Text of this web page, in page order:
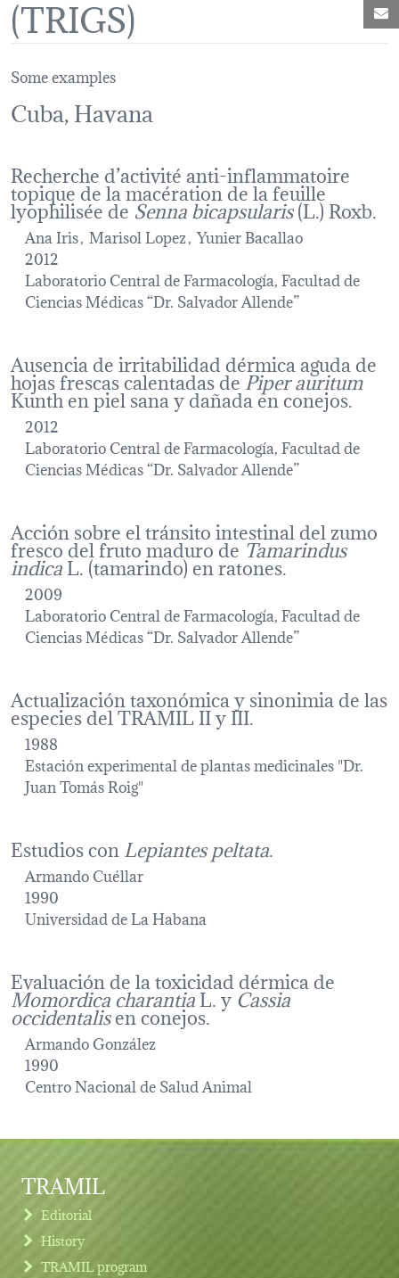
(TRIGS)
Some examples
Cuba, Havana
Recherche d’activité anti-inflammatoire
topique de la macération de la feuille
lyophilisée deSenna bicapsularis(L.) Roxb.
Ana Iris Marisol Lopez Yunier Bacallao
2012
Laboratorio Central de Farmacología, Facultad de
Ciencias Médicas “Dr. Salvador Allende”
Ausencia de irritabilidad dérmica aguda de
hojas frescas calentadas dePiper auritum
Kunth en piel sana y dañada en conejos.
2012
Laboratorio Central de Farmacología, Facultad de
Ciencias Médicas “Dr. Salvador Allende”
Acción sobre el tránsito intestinal del zumo
fresco del fruto maduro deTamarindus
indicaL. (tamarindo) en ratones.
2009
Laboratorio Central de Farmacología, Facultad de
Ciencias Médicas “Dr. Salvador Allende”
Actualización taxonómica y sinonimia de las
especies del TRAMIL II y III.
1988
Estación experimental de plantas medicinales "Dr.
Juan Tomás Roig"
Estudios con Lepiantes peltata.
Armando Cuéllar
1990
Universidad de La Habana
Evaluación de la toxicidad dérmica de
Momordica charantiaL. yCassia
occidentalisen conejos.
Armando González
1990
Centro Nacional de Salud Animal
TRAMIL
Editorial
History
TRAMIL program